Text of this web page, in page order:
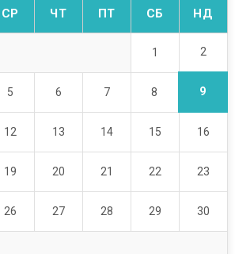
СР ЧТ ПТ СБ НД
1 2
5 6 7 8 9
12 13 14 15 16
19 20 21 22 23
26 27 28 29 30